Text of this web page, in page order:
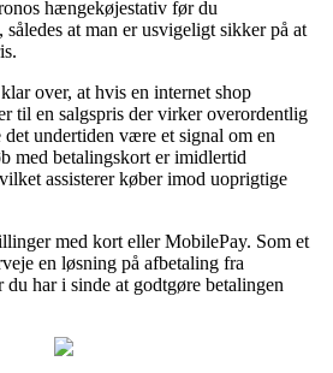
hængekøjestativ før du
at man er usvigeligt sikker på at
over, at hvis en internet shop
til en salgspris der virker overordentlig
undertiden være et signal om en
med betalingskort er imidlertid
assisterer køber imod uoprigtige
med kort eller MobilePay. Som et
en løsning på afbetaling fra
har i sinde at godtgøre betalingen